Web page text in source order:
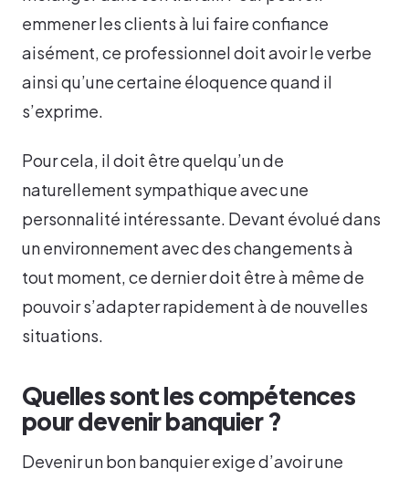
emmener les clients à lui faire confiance
aisément, ce professionnel doit avoir le verbe
ainsi qu’une certaine éloquence quand il
s’exprime.
Pour cela, il doit être quelqu’un de
naturellement sympathique avec une
personnalité intéressante. Devant évolué dans
un environnement avec des changements à
tout moment, ce dernier doit être à même de
pouvoir s’adapter rapidement à de nouvelles
situations.
Quelles sont les compétences
pour devenir banquier ?
Devenir un bon banquier exige d’avoir une